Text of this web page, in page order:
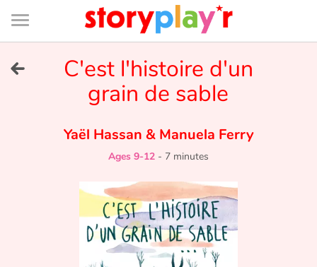
Connexion
Bibliothèque
de
page
Try for free
C'est l'histoire d'un
grain de sable
Yaël Hassan &Manuela Ferry
Ages 9-12 - 7 minutes